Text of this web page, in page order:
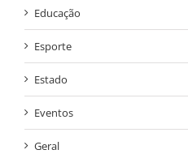
Educação
Esporte
Estado
Eventos
Geral